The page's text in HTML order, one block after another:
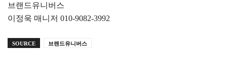
브랜드유니버스
이정욱 매니저 010-9082-3992
SOURCE 브랜드유니버스